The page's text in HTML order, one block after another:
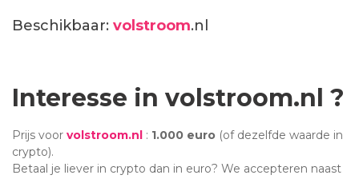
Beschikbaar: volstroom.nl
Interesse in volstroom.nl ?
Prijs voor volstroom.nl : 1.000 euro (of dezelfde waarde in
crypto).
Betaal je liever in crypto dan in euro? We accepteren naast